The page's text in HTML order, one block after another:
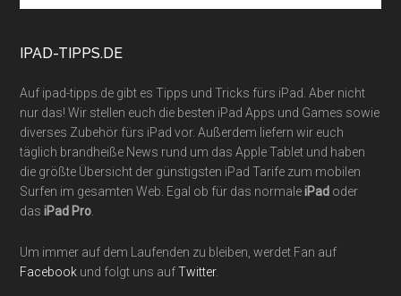
site
IPAD-TIPPS.DE
Auf ipad-tipps.de gibt es Tipps und Tricks fürs iPad. Aber nicht
nur das! Wir stellen euch die besten iPad Apps und Games sowie
diverses Zubehör fürs iPad vor. Außerdem liefern wir euch
täglich brandheiße News rund um das Apple Tablet und haben
die größte Übersicht der günstigsten iPad Tarife zum mobilen
Surfen im gesamten Web. Egal ob für das normaleiPad oder
dasiPad Pro
Um immer auf dem Laufenden zu bleiben, werdet Fan auf
Facebook und folgt uns aufTwitter.